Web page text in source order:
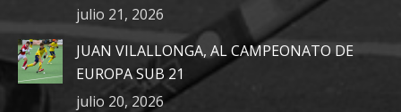
julio 21, 2026
JUAN VILALLONGA, AL CAMPEONATO DE
EUROPA SUB 21
julio 20, 2026